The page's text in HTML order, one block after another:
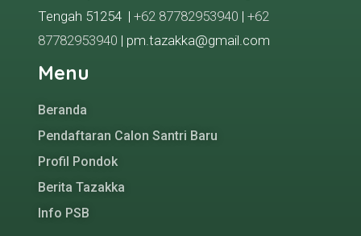
Tengah 51254 | +62 87782953940 | +62
87782953940 | pm.tazakka@gmail.com
Menu
Beranda
Pendaftaran Calon Santri Baru
Profil Pondok
Berita Tazakka
Info PSB